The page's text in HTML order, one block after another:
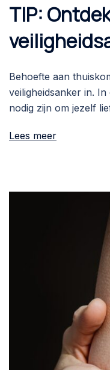
TIP:
Behoefte aan
veiligheidsanker in.
nodig zijn om jezelf
Lees meer